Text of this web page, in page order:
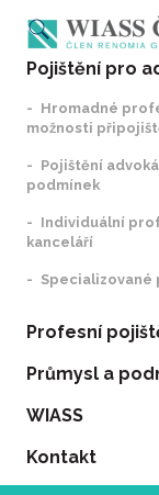
Pojištění pro
Hromadné
možnosti
Pojištění
podmínek
Individuální
kanceláří
Specializované
Profesní
Průmysl a
WIASS
Kontakt